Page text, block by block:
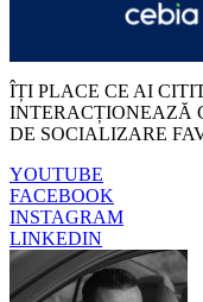
ÎȚI PLACE CE AI
INTERACȚIONEAZĂ
DE SOCIALIZARE
YOUTUBE
FACEBOOK
INSTAGRAM
LINKEDIN